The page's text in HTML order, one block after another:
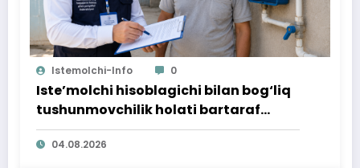
Istemolchi-Info 0
Iste’molchi hisoblagichi bilan bog‘liq
tushunmovchilik holati bartaraf
qilindi
04.08.2026